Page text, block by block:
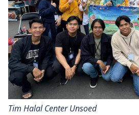
Tim Halal Center Unsoed